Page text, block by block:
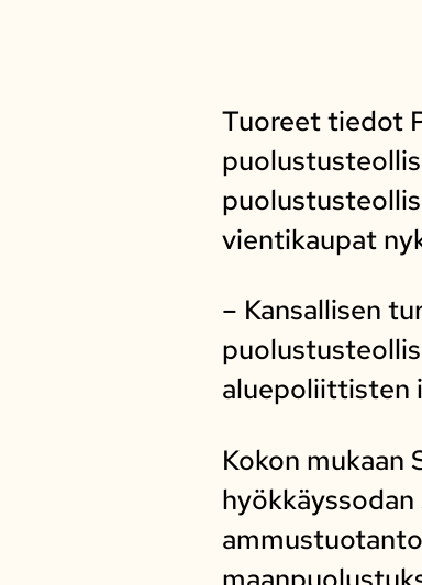
Tuoreet tiedot
vientikaupat
– Kansallisen
aluepoliittisten
Kokon